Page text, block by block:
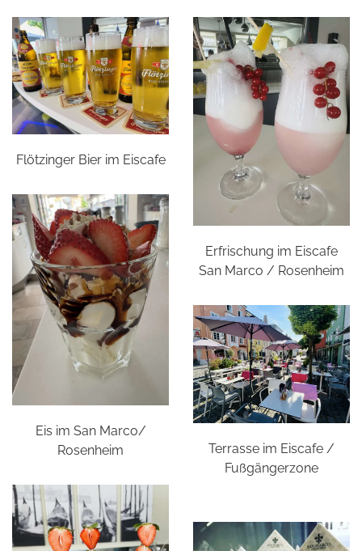
Flötzinger Bier im Eiscafe
Erfrischung im Eiscafe
San Marco / Rosenheim
Eis im San Marco/
Rosenheim
Terrasse im Eiscafe /
Fußgängerzone